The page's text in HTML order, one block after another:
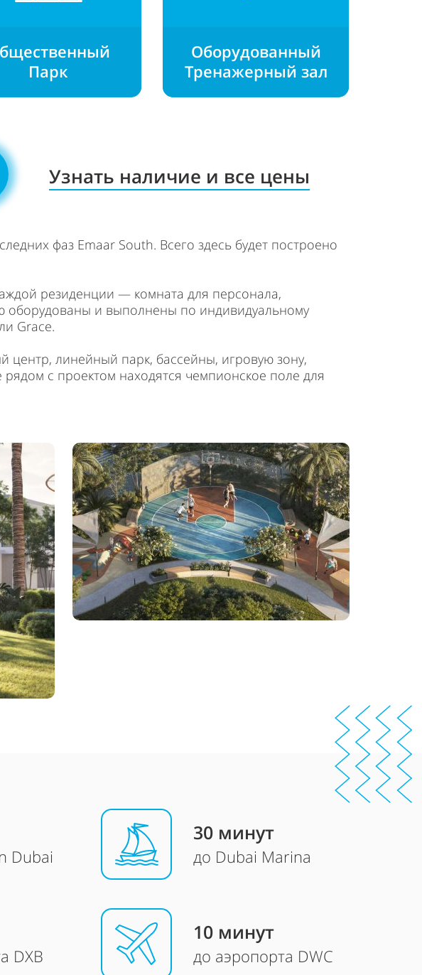
Парк
Оборудованный
Тренажерный зал
Узнать наличие и все цены
фаз Emaar South. Всего здесь будет построено
резиденции — комната для персонала,
оборудованы и выполнены по индивидуальному
Grace.
линейный парк, бассейны, игровую зону,
с проектом находятся чемпионское поле для
Dubai
30 минут
до Dubai Marina
DXB
10 минут
до аэропорта DWC